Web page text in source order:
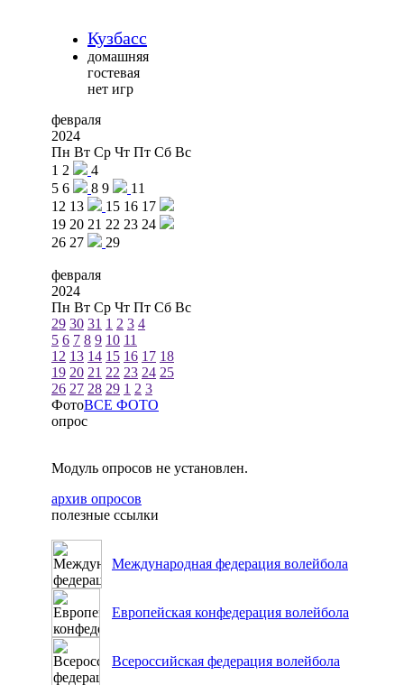
Кузбасс
домашняя
гостевая
нет игр
февраля
2024
Пн Вт Ср Чт Пт Сб Вс
1 2
4
5 6 8 9
11
12 13 15 16 17
19 20 21 22 23 24
26 27 29
февраля
2024
Пн Вт Ср Чт Пт Сб Вс
29 30 31 1 2 3 4
5 6 7 8 9 10 11
12 13 14 15 16 17 18
19 20 21 22 23 24 25
26 27 28 29 1 2 3
ФотоВСЕ ФОТО
опрос
Модуль опросов не установлен.
архив опросов
полезные ссылки
Международная федерация волейбола
Европейская конфедерация волейбола
Всероссийская федерация волейбола